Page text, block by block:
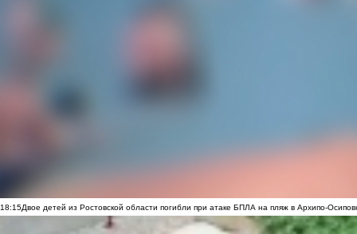
18:15Двое детей из Ростовской области погибли при атаке БПЛА на пляж в Архипо-